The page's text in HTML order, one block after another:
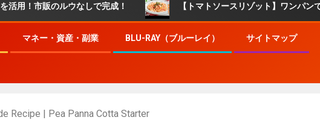
のルウなしで完成！ 【トマトソースリゾット】ワンパンで完成！冷
マネー・資産・副業 BLU-RAY（ブルーレイ） サイトマップ
Recipe | Pea Panna Cotta Starter